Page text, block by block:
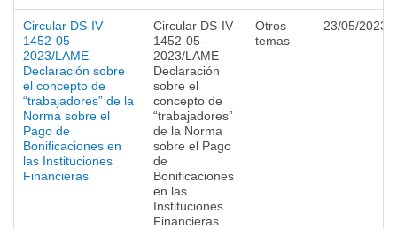
Circular DS-IV-
1452-05-
2023/LAME
Declaración sobre
el concepto de
“trabajadores” de la
Norma sobre el
Pago de
Bonificaciones en
las Instituciones
Financieras
Circular DS-IV-
1452-05-
2023/LAME
Declaración
sobre el
concepto de
“trabajadores”
de la Norma
sobre el Pago
de
Bonificaciones
en las
Instituciones
Financieras.
Otros
temas
23/05/2023